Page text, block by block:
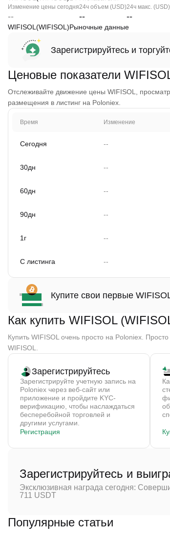
Изменение цены сегодня
--
24ч объем (USD)
--
24ч макс. (USD)
--
WIFISOL(WIFISOL)Рыночные данные
Зарегистрируйтесь и
Ценовые показатели
Отслеживайте движение цены WIFISOL,
размещения в листинг на Poloniex.
Время Изменение
Сегодня --
30дн --
60дн --
90дн --
1г --
С листинга --
Купите свои первые
Как купить WIFISOL
Купить WIFISOL очень просто на Poloniex.
WIFISOL.
Зарегистрируйтесь
Зарегистрируйте учетную запись на
Poloniex через веб-сайт или
приложение и пройдите KYC-
верификацию, чтобы наслаждаться
бесперебойной торговлей и
другими услугами.
Регистрация
Зарегистрируйтесь и
Эксклюзивная награда сегодня:
711 USDT
Популярные статьи